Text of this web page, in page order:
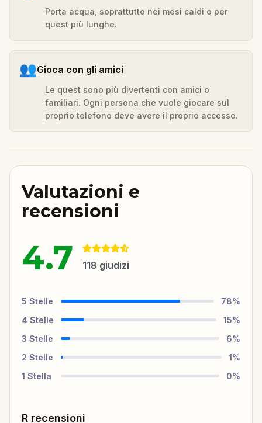
Porta acqua, soprattutto nei mesi caldi o per
quest più lunghe.
👥Gioca con gli amici
Le quest sono più divertenti con amici o
familiari. Ogni persona che vuole giocare sul
proprio telefono deve avere il proprio accesso.
Valutazioni e
recensioni
4.7 118 giudizi
5 Stelle 78%
4 Stelle 15%
3 Stelle 6%
2 Stelle 1%
1 Stella 0%
R recensioni